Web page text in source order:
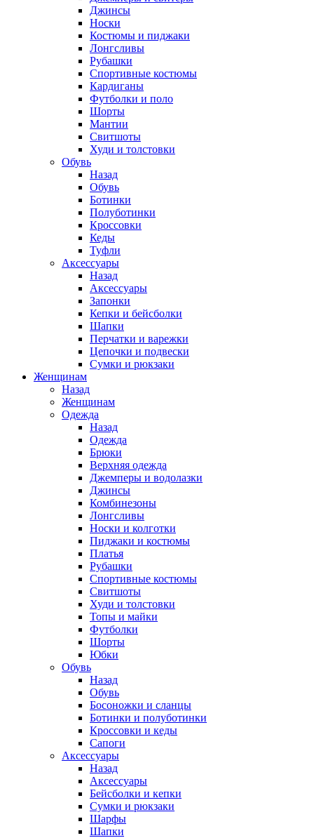
Джинсы
Носки
Костюмы и пиджаки
Лонгсливы
Рубашки
Спортивные костюмы
Кардиганы
Футболки и поло
Шорты
Мантии
Свитшоты
Худи и толстовки
Обувь
Назад
Обувь
Ботинки
Полуботинки
Кроссовки
Кеды
Туфли
Аксессуары
Назад
Аксессуары
Запонки
Кепки и бейсболки
Шапки
Перчатки и варежки
Цепочки и подвески
Сумки и рюкзаки
Женщинам
Назад
Женщинам
Одежда
Назад
Одежда
Брюки
Верхняя одежда
Джемперы и водолазки
Джинсы
Комбинезоны
Лонгсливы
Носки и колготки
Пиджаки и костюмы
Платья
Рубашки
Спортивные костюмы
Свитшоты
Худи и толстовки
Топы и майки
Футболки
Шорты
Юбки
Обувь
Назад
Обувь
Босоножки и сланцы
Ботинки и полуботинки
Кроссовки и кеды
Сапоги
Аксессуары
Назад
Аксессуары
Бейсболки и кепки
Сумки и рюкзаки
Шарфы
Шапки